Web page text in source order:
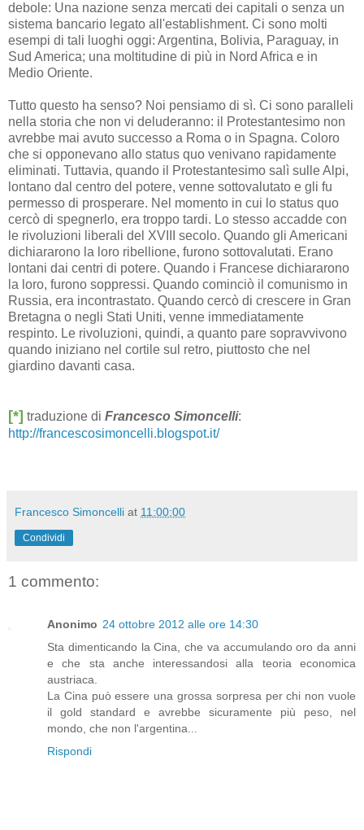
debole: Una nazione senza mercati dei capitali o senza un
sistema bancario legato all'establishment. Ci sono molti
esempi di tali luoghi oggi: Argentina, Bolivia, Paraguay, in
Sud America; una moltitudine di più in Nord Africa e in
Medio Oriente.
Tutto questo ha senso? Noi pensiamo di sì. Ci sono paralleli
nella storia che non vi deluderanno: il Protestantesimo non
avrebbe mai avuto successo a Roma o in Spagna. Coloro
che si opponevano allo status quo venivano rapidamente
eliminati. Tuttavia, quando il Protestantesimo salì sulle Alpi,
lontano dal centro del potere, venne sottovalutato e gli fu
permesso di prosperare. Nel momento in cui lo status quo
cercò di spegnerlo, era troppo tardi. Lo stesso accadde con
le rivoluzioni liberali del XVIII secolo. Quando gli Americani
dichiararono la loro ribellione, furono sottovalutati. Erano
lontani dai centri di potere. Quando i Francese dichiararono
la loro, furono soppressi. Quando cominciò il comunismo in
Russia, era incontrastato. Quando cercò di crescere in Gran
Bretagna o negli Stati Uniti, venne immediatamente
respinto. Le rivoluzioni, quindi, a quanto pare sopravvivono
quando iniziano nel cortile sul retro, piuttosto che nel
giardino davanti casa.
[*] traduzione di Francesco Simoncelli:
http://francescosimoncelli.blogspot.it/
Francesco Simoncelli at 11:00:00
Condividi
1 commento:
Anonimo 24 ottobre 2012 alle ore 14:30
Sta dimenticando la Cina, che va accumulando oro da anni
e che sta anche interessandosi alla teoria economica
austriaca.
La Cina può essere una grossa sorpresa per chi non vuole
il gold standard e avrebbe sicuramente più peso, nel
mondo, che non l'argentina...
Rispondi